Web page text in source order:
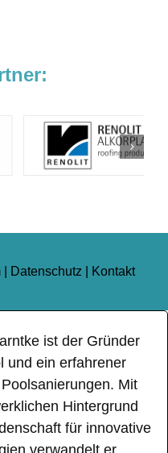
Datenschutz Kontakt
ist der Gründer
und ein erfahrener
Mit
Hintergrund
für innovative